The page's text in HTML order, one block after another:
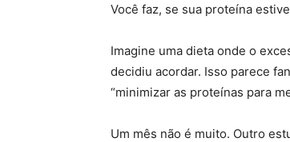
Você faz, se sua proteína
Imagine uma dieta onde o
decidiu acordar. Isso parece
“minimizar as proteínas para
Um mês não é muito. Outro